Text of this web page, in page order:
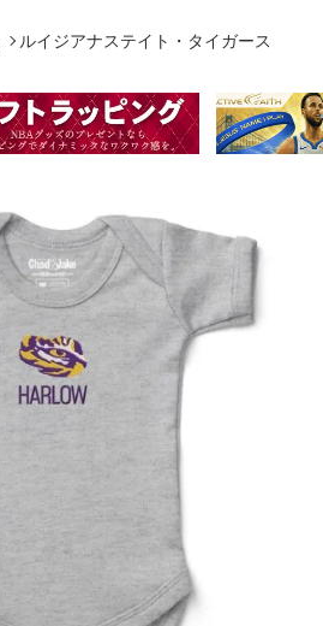
ルイジアナステイト・タイガース